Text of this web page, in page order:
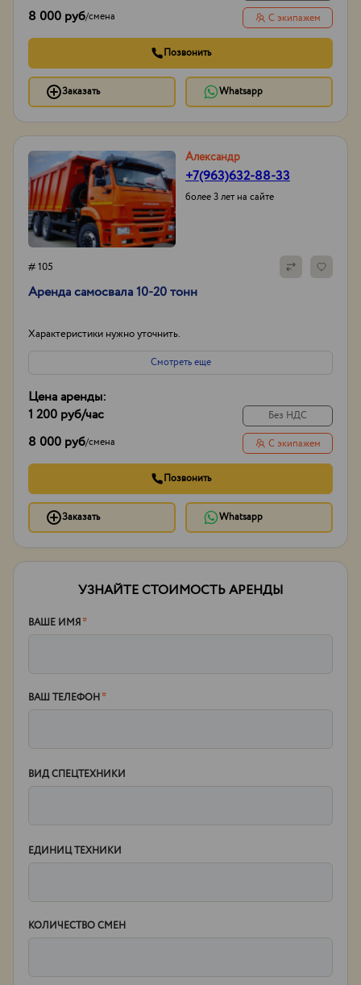
8 000 руб/смена С экипажем
Позвонить
Заказать Whatsapp
Александр
+7(963)632-88-33
более 3 лет на сайте
# 105
Аренда самосвала 10-20 тонн
Характеристики нужно уточнить.
Смотреть еще
Цена аренды:
1 200 руб/час
8 000 руб/смена
Без НДС
С экипажем
Позвонить
Заказать Whatsapp
УЗНАЙТЕ СТОИМОСТЬ АРЕНДЫ
ВАШЕ ИМЯ*
ВАШ ТЕЛЕФОН*
ВИД СПЕЦТЕХНИКИ
ЕДИНИЦ ТЕХНИКИ
КОЛИЧЕСТВО СМЕН